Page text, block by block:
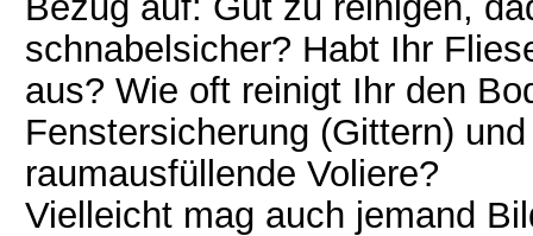
schnabelsicher? Habt Ihr
aus? Wie oft reinigt Ihr den
Fenstersicherung (Gittern)
raumausfüllende Voliere?
Vielleicht mag auch jemand